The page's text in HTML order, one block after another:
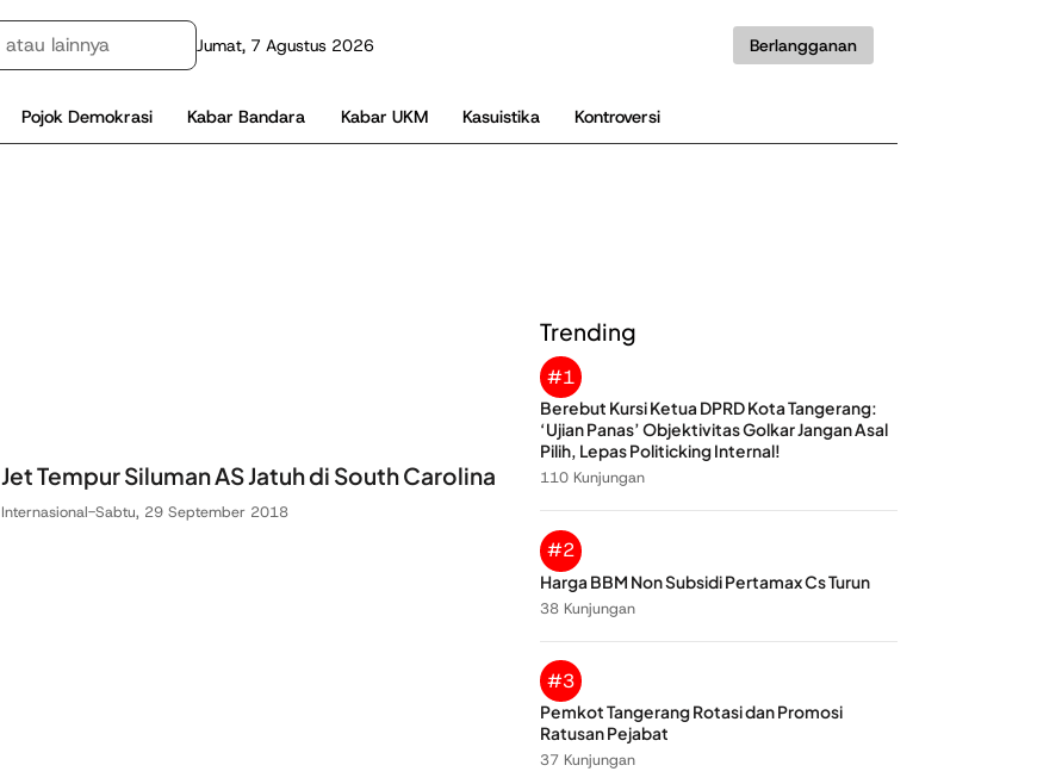
Jumat, 7 Agustus 2026 Berlangganan
Pojok Demokrasi Kabar Bandara Kabar UKM Kasuistika Kontroversi
Jet Tempur Siluman AS Jatuh di South Carolina
Internasional-Sabtu, 29 September 2018
Trending
#1
Berebut Kursi Ketua DPRD Kota Tangerang:
‘Ujian Panas’ Objektivitas Golkar Jangan Asal
Pilih, Lepas Politicking Internal!
110 Kunjungan
#2
Harga BBM Non Subsidi Pertamax Cs Turun
38 Kunjungan
#3
Pemkot Tangerang Rotasi dan Promosi
Ratusan Pejabat
37 Kunjungan